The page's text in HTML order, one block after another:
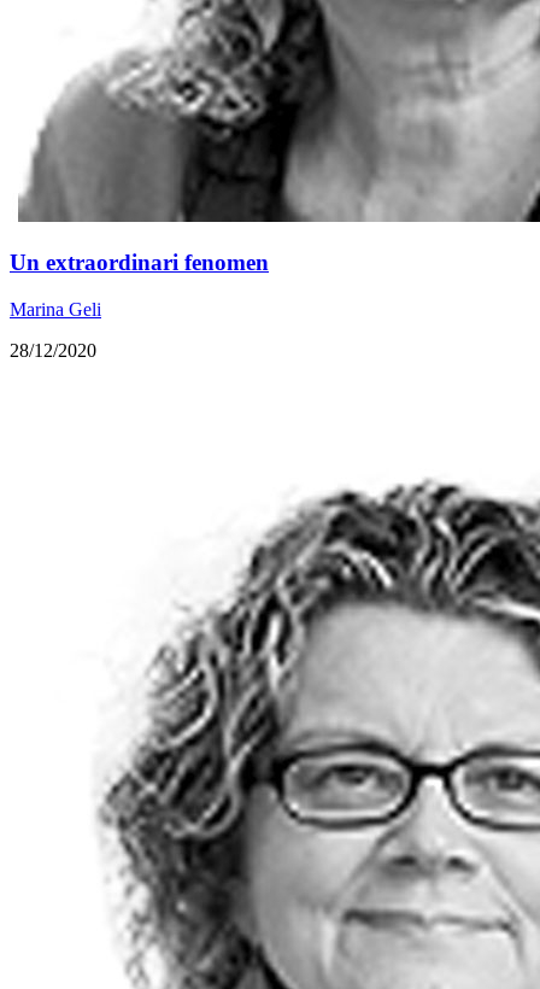
Un extraordinari fenomen
Marina Geli
28/12/2020